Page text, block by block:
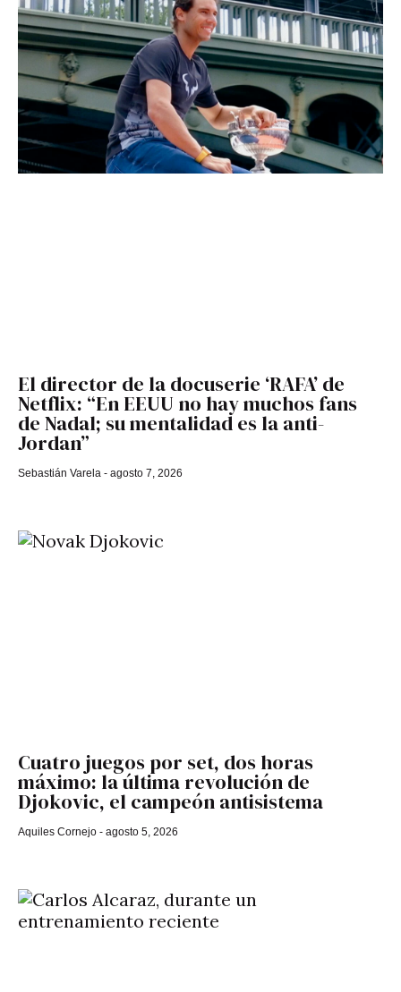
El director de la docuserie ‘RAFA’ de
Netflix: “En EEUU no hay muchos fans
de Nadal; su mentalidad es la anti-
Jordan”
Sebastián Varela agosto 7, 2026
Cuatro juegos por set, dos horas
máximo: la última revolución de
Djokovic, el campeón antisistema
Aquiles Cornejo agosto 5, 2026